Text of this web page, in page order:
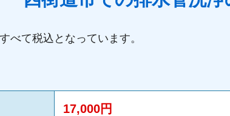
べて税込となっています。
17,000円